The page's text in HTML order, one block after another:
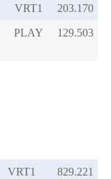
VRT1
PLAY
VRT1